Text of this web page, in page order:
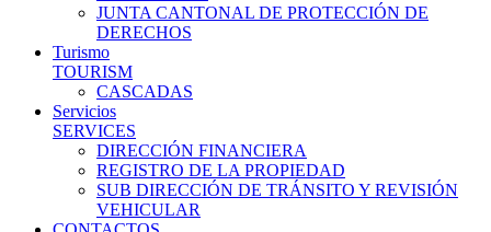
JUNTA CANTONAL DE PROTECCIÓN DE
DERECHOS
Turismo
TOURISM
CASCADAS
Servicios
SERVICES
DIRECCIÓN FINANCIERA
REGISTRO DE LA PROPIEDAD
SUB DIRECCIÓN DE TRÁNSITO Y REVISIÓN
VEHICULAR